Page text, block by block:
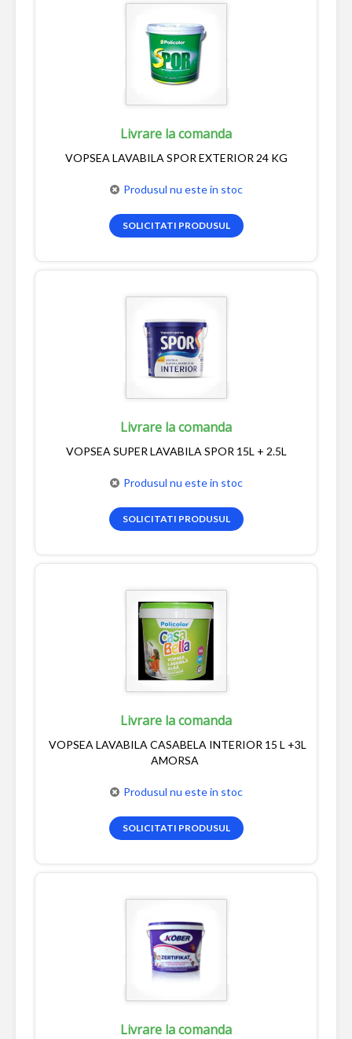
Livrare la comanda
VOPSEA LAVABILA SPOR EXTERIOR 24 KG
Produsul nu este in stoc
SOLICITATI PRODUSUL
Livrare la comanda
VOPSEA SUPER LAVABILA SPOR 15L + 2.5L
Produsul nu este in stoc
SOLICITATI PRODUSUL
Livrare la comanda
VOPSEA LAVABILA CASABELA INTERIOR 15 L +3L
AMORSA
Produsul nu este in stoc
SOLICITATI PRODUSUL
Livrare la comanda